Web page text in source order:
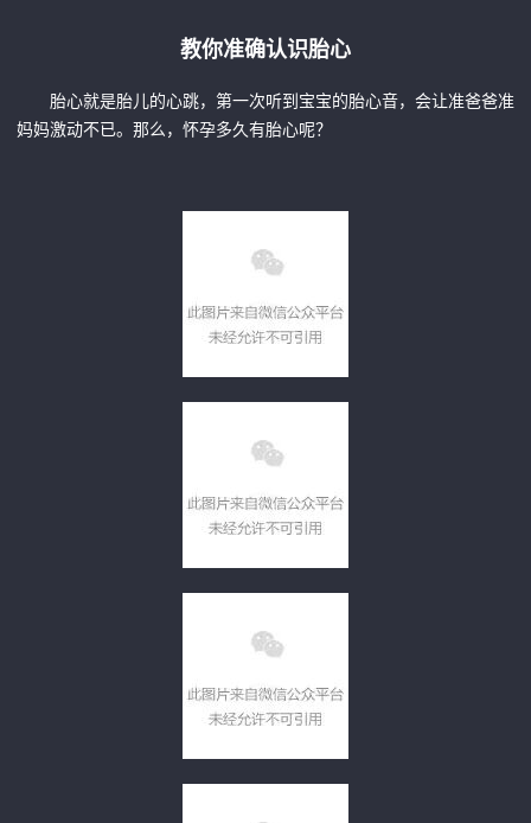
教你准确认识胎心
胎心就是胎儿的心跳，第一次听到宝宝的胎心音，会让准爸爸准
妈妈激动不已。那么，怀孕多久有胎心呢？